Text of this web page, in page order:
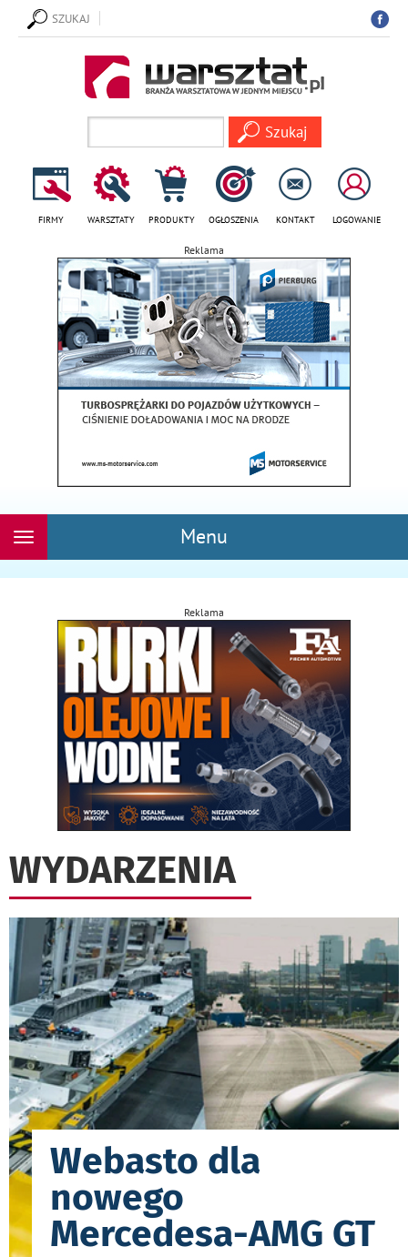
SZUKAJ
FIRMY WARSZTATY PRODUKTY OGŁOSZENIA KONTAKT LOGOWANIE
Reklama
Menu
Rozwiń
Reklama
WYDARZENIA
Webasto dla
nowego
Mercedesa-AMG GT